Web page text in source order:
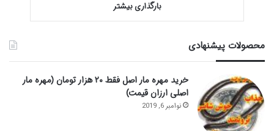
بارگذاری بیشتر
محصولات پیشنهادی
خرید مهره مار اصل فقط ۲۰ هزار تومان (مهره مار
اصلی ارزان قیمت)
نوامبر 6, 2019